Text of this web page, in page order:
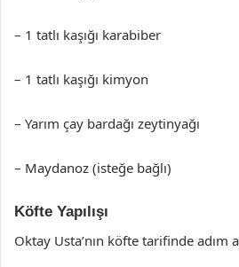
– 1 tatlı kaşığı karabiber
– 1 tatlı kaşığı kimyon
– Yarım çay bardağı zeytinyağı
– Maydanoz (isteğe bağlı)
Köfte Yapılışı
Oktay Usta’nın köfte tarifinde adım